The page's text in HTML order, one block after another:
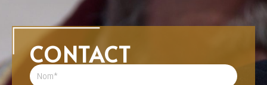
CONTACT